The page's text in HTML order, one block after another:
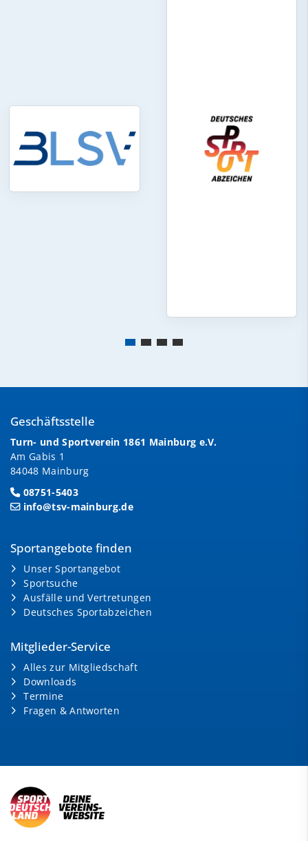
Geschäftsstelle
Turn- und Sportverein 1861 Mainburg e.V.
Am Gabis 1
84048 Mainburg
08751-5403
info@tsv-mainburg.de
Sportangebote finden
Unser Sportangebot
Sportsuche
Ausfälle und Vertretungen
Deutsches Sportabzeichen
Mitglieder-Service
Alles zur Mitgliedschaft
Downloads
Termine
Fragen & Antworten